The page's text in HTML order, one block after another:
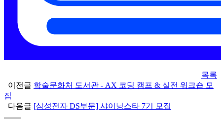
목록
이전글 학술문화처 도서관 - AX 코딩 캠프 & 실전 워크숍 모
집
다음글 [삼성전자 DS부문] 샤이닝스타 7기 모집